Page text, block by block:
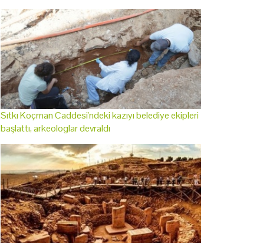
Sıtkı Koçman Caddesi'ndeki kazıyı belediye ekipleri
başlattı, arkeologlar devraldı